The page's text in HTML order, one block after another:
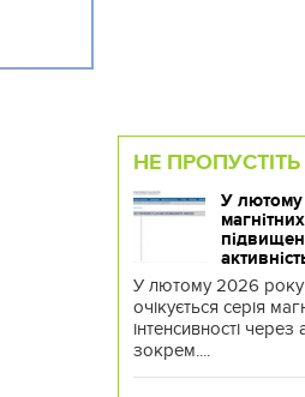
НЕ ПРОПУСТІТЬ
У лютому
У лютому 2026
очікується серія
інтенсивності через
зокрем....